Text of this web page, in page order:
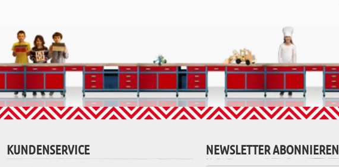
KUNDENSERVICE NEWSLETTER ABONNIEREN